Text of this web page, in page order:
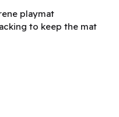
playmat
to keep the mat